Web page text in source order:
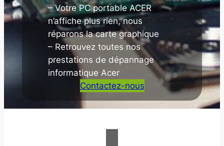
– Votre PC portable ACER
n’affiche plus rien, nous
réparons la carte graphique
– Retrouvez toutes nos
prestations de dépannage
informatique Acer
Contactez-nous